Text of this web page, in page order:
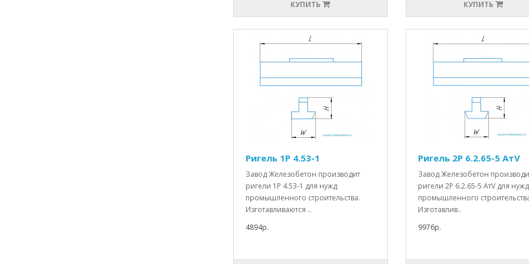
КУПИТЬ КУПИТЬ
Ригель 1Р 4.53-1
Завод Железобетон производит
ригели 1Р 4.53-1 для нужд
промышленного строительства.
Изготавливаются ..
4894р.
Ригель 2Р 6.2.65-5 АтV
Завод Железобетон
ригели 2Р 6.2.65-5 АтV для нужд
промышленного
Изготавлив..
9976р.